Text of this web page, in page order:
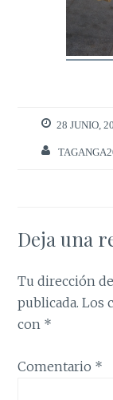
28 JUNIO,
Deja una
Tu dirección
publicada. Los
con *
Comentario *